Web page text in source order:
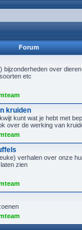
Forum
bijzonderheden over
etc
kruiden
kunt wat je hebt met
over de werking van
verhalen over onze
zien